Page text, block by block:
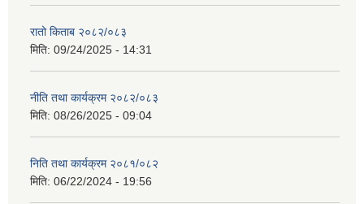
रातो किताब २०८२/०८३
मिति: 09/24/2025 - 14:31
नीति तथा कार्यक्रम २०८२/०८३
मिति: 08/26/2025 - 09:04
निति तथा कार्यक्रम २०८१/०८२
मिति: 06/22/2024 - 19:56